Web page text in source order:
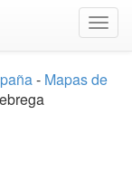
- Mapas de